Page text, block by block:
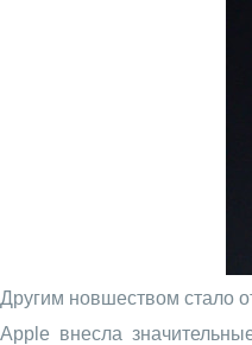
Другим новшеством стало
Apple внесла